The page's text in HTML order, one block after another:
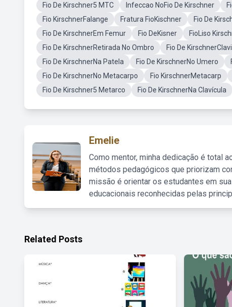
Fio De Kirschner5 MTC
Infeccao NoFio De Kirschner
Fio KirschnerFalange
Fratura FioKischner Fio De
Fio De KirschnerEm Femur
Fio DeKisner FioLiso
Fio De KirschnerRetirada No Ombro
Fio De
Fio De KirschnerNa Patela
Fio De KirschnerNo Umero
Fio De KirschnerNo Metacarpo
Fio KirschnerMetacarp
Fio De Kirschner5 Metarco
Fio De KirschnerNa Clavícula
Emelie
Como mentor, minha dedicação é total
métodos pedagógicos que priorizam
missão é orientar os estudantes em
educacionais reconhecidas pelas
Related Posts